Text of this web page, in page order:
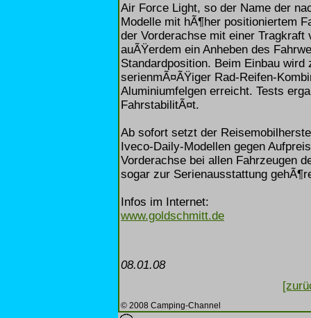
Air Force Light, so der Name der
Modelle mit hÃ¶her positioniertem
der Vorderachse mit einer
auÃŸerdem ein Anheben des
Standardposition. Beim Einbau
serienmÃ¤ÃŸiger Rad-Reifen-
Aluminiumfelgen erreicht. Tests
FahrstabilitÃ¤t.
Ab sofort setzt der
Iveco-Daily-Modellen gegen
Vorderachse bei allen Fahrzeugen
sogar zur Serienausstattung
Infos im Internet:
www.goldschmitt.de
08.01.08
© 2008 Camping-Channel